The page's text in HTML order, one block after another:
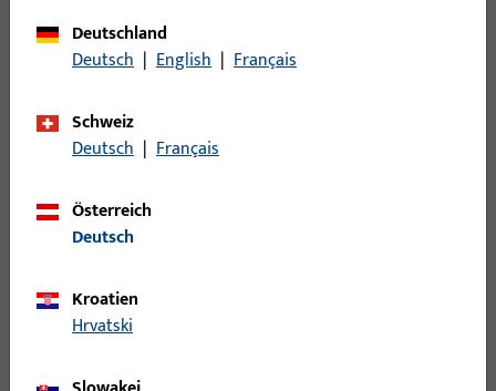
Mindestbestelleinheit
Anmeldung
Bitte melden Sie sich mit Ihren Kundendaten an um eine
Produktbeschreibung
Deutschland
Deutsch | English | Français
Schweiz
Deutsch | Français
Österreich
Deutsch
Kroatien
Hrvatski